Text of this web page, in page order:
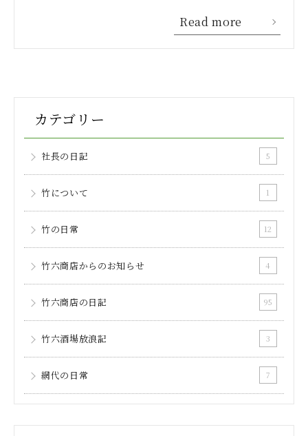
Read more
カテゴリー
社長の日記 5
竹について 1
竹の日常 12
竹六商店からのお知らせ 4
竹六商店の日記 95
竹六酒場放浪記 3
網代の日常 7